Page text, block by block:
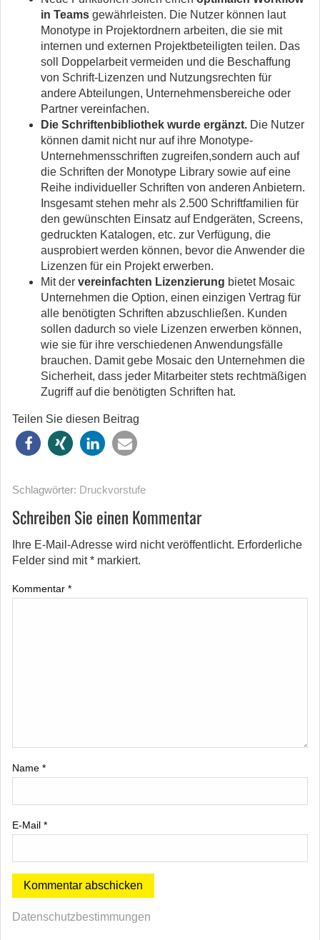
in Teams gewährleisten. Die Nutzer können laut
Monotype in Projektordnern arbeiten, die sie mit
internen und externen Projektbeteiligten teilen. Das
soll Doppelarbeit vermeiden und die Beschaffung
von Schrift-Lizenzen und Nutzungsrechten für
andere Abteilungen, Unternehmensbereiche oder
Partner vereinfachen.
Die Schriftenbibliothek wurde ergänzt. Die Nutzer
können damit nicht nur auf ihre Monotype-
Unternehmensschriften zugreifen,sondern auch auf
die Schriften der Monotype Library sowie auf eine
Reihe individueller Schriften von anderen Anbietern.
Insgesamt stehen mehr als 2.500 Schriftfamilien für
den gewünschten Einsatz auf Endgeräten, Screens,
gedruckten Katalogen, etc. zur Verfügung, die
ausprobiert werden können, bevor die Anwender die
Lizenzen für ein Projekt erwerben.
Mit der vereinfachten Lizenzierung bietet Mosaic
Unternehmen die Option, einen einzigen Vertrag für
alle benötigten Schriften abzuschließen. Kunden
sollen dadurch so viele Lizenzen erwerben können,
wie sie für ihre verschiedenen Anwendungsfälle
brauchen. Damit gebe Mosaic den Unternehmen die
Sicherheit, dass jeder Mitarbeiter stets rechtmäßigen
Zugriff auf die benötigten Schriften hat.
Teilen Sie diesen Beitrag
Schlagwörter: Druckvorstufe
Schreiben Sie einen Kommentar
Ihre E-Mail-Adresse wird nicht veröffentlicht. Erforderliche
Felder sind mit* markiert.
Kommentar *
Name *
E-Mail *
Datenschutzbestimmungen